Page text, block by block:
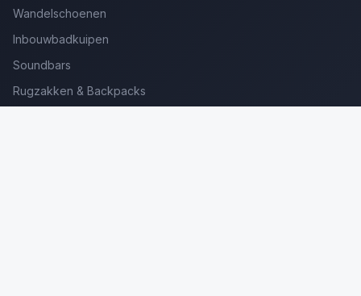
Wandelschoenen
Inbouwbadkuipen
Soundbars
Rugzakken & Backpacks